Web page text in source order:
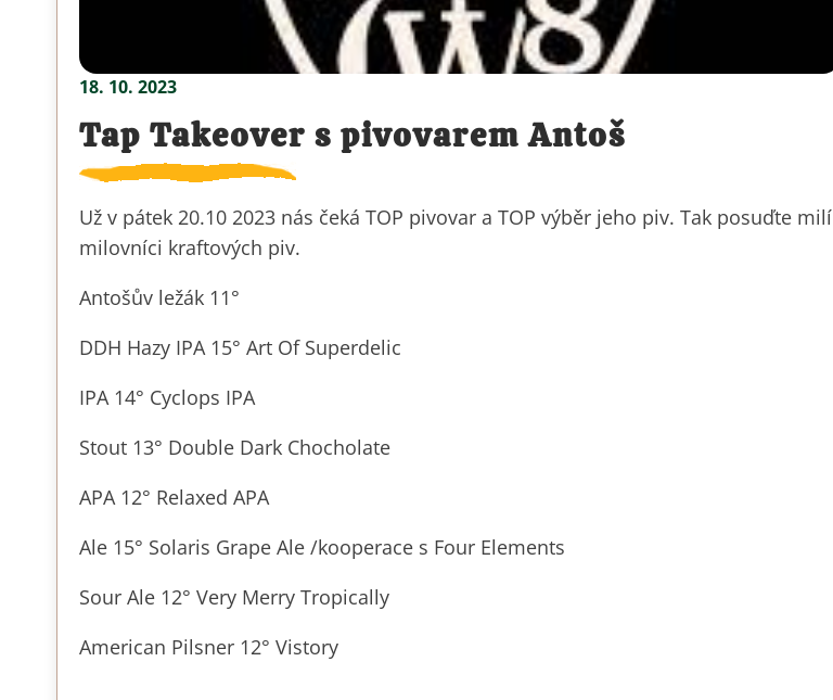
18. 10. 2023
Tap Takeover s pivovarem Antoš
Už v pátek 20.10 2023 nás čeká TOP pivovar a TOP výběr jeho piv. Tak posuďte milí
milovníci kraftových piv.
Antošův ležák 11°
DDH Hazy IPA 15° Art Of Superdelic
IPA 14° Cyclops IPA
Stout 13° Double Dark Chocholate
APA 12° Relaxed APA
Ale 15° Solaris Grape Ale /kooperace s Four Elements
Sour Ale 12° Very Merry Tropically
American Pilsner 12° Vistory